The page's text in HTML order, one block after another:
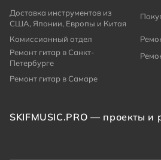
Доставка инструментов из
США, Японии, Европы и Китая
Комиссионный отдел
Ремонт гитар в Санкт-
Петербурге
Ремонт гитар в Самаре
SKIFMUSIC.PRO — проекты и